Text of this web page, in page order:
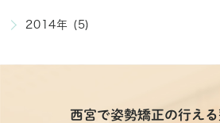
2014年 (5)
西宮で姿勢矯正の行え